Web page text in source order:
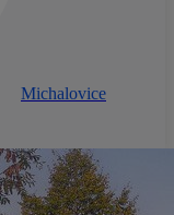
Michalovice